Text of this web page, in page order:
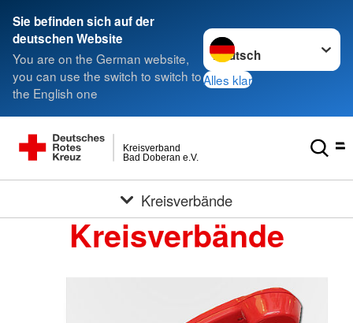
Sie befinden sich auf der
deutschen Website
You are on the German website,
you can use the switch to switch to
the English one
Sprache wechseln zu
Alles klar
Bad Doberan e.V.
Kreisverband
Kreisverbände
Kreisverbände